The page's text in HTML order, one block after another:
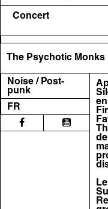
Concert
The Psychotic Monks
Noise / Post-
punk
FR